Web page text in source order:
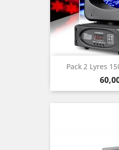
Pack 2 Lyres
Prix